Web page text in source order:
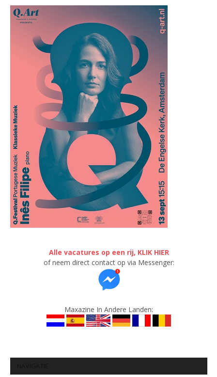
Alle vacatures op een rij, KLIK HIER
of neem direct contact op via Messenger:
Maxazine In Andere Landen: